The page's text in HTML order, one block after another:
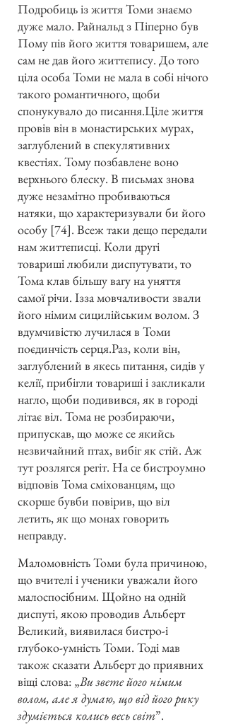
Подробиць із життя Томи знаємо
дуже мало. Райнальд з Піперно був
Пому пів його життя товаришем, але
сам не дав його життєпису. До того
ціла особа Томи не мала в собі нічого
такого романтичного, щоби
спонукувало до писання.Ціле життя
провів він в монастирських мурах,
заглублений в спекулятивних
квестіях. Тому позбавлене воно
верхнього блеску. В письмах знова
дуже незамітно пробиваються
натяки, що характеризували би його
особу [74]. Всеж таки дещо передали
нам життєписці. Коли другі
товариші любили диспутувати, то
Тома клав більшу вагу на уняття
самої річи. Ізза мовчаливости звали
його німим сицилійським волом. З
вдумчивістю лучилася в Томи
поєдинчість серця.Раз, коли він,
заглублений в якесь питання, сидів у
келії, прибігли товариші і закликали
нагло, щоби подивився, як в городі
літає віл. Тома не розбираючи,
припускав, що може се якийсь
незвичайний птах, вибіг як стій. Аж
тут розлягся регіт. На се бистроумно
відповів Тома сміхованцям, що
скорше бувби повірив, що віл
летить, як що монах говорить
неправду.
Маломовність Томи була причиною,
що вчителі і ученики уважали його
малоспосібним. Щойно на одній
диспуті, якою проводив Альберт
Великий, виявилася бистро-і
глубоко-умність Томи. Тоді мав
також сказати Альберт до приявних
віщі слова: „Ви звете його німим
волом, але я думаю, що від його рику
здуміється колись весь світ”.